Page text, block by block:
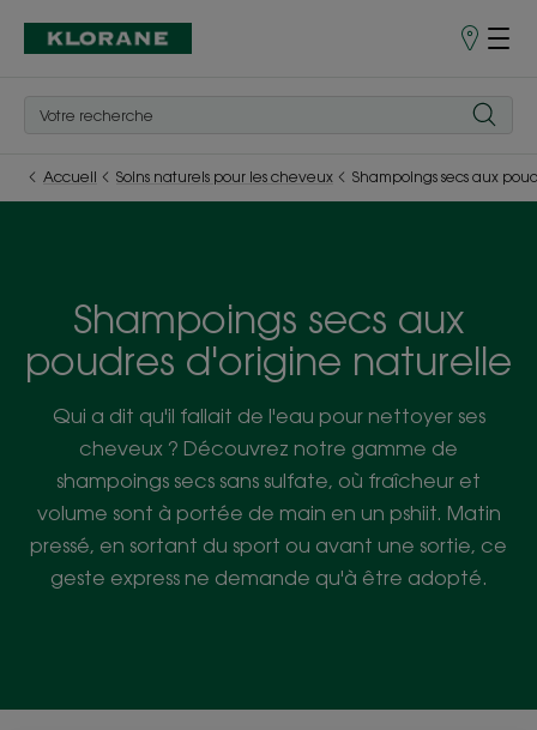
Points
Accueil Soins naturels pour les cheveux Shampoings secs aux
Shampoings secs aux
poudres d'origine naturelle
Qui a dit qu'il fallait de l'eau pour nettoyer ses
cheveux ? Découvrez notre gamme de
shampoings secs sans sulfate, où fraîcheur et
volume sont à portée de main en un pshiit. Matin
pressé, en sortant du sport ou avant une sortie, ce
geste express ne demande qu'à être adopté.